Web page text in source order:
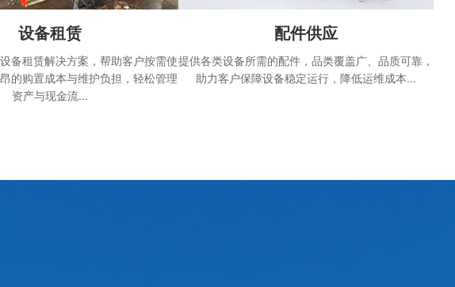
设备租赁
备租赁解决方案，帮助客户按需使
的购置成本与维护负担，轻松管理
资产与现金流...
配件供应
提供各类设备所需的配件，品类覆盖广、品质可靠，
助力客户保障设备稳定运行，降低运维成本...